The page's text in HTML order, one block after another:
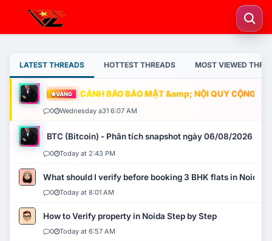
LATEST THREADS HOTTEST THREADS MOST VIEWED
VÀNG CẢNH BÁO BẢO MẬT &amp; NỘI QUY CỘNG
0 Wednesday a31 6:07 AM
BTC (Bitcoin) - Phân tích snapshot ngày 06/08/2026
0 Today at 2:43 PM
What should I verify before booking 3 BHK flats in Noida?
0 Today at 8:01 AM
How to Verify property in Noida Step by Step
0 Today at 6:57 AM